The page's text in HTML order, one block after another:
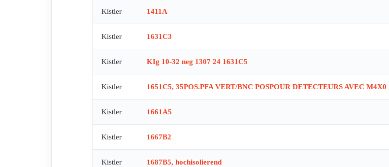
Kistler 1411A
Kistler 1631C3
Kistler KIg 10-32 neg 1307 24 1631C5
Kistler 1651C5, 35POS.PFA VERT/BNC POSPOUR DETECTEURS AVEC M4X0
Kistler 1661A5
Kistler 1667B2
Kistler 1687B5, hochisolierend